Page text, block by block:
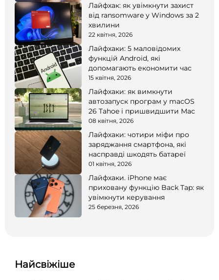
Лайфхак: як увімкнути захист
від ransomware у Windows за 2
хвилини
22 квітня, 2026
Лайфхаки: 5 маловідомих
функцій Android, які
допомагають економити час
15 квітня, 2026
Лайфхаки: як вимкнути
автозапуск програм у macOS
26 Tahoe і пришвидшити Mac
08 квітня, 2026
Лайфхаки: чотири міфи про
заряджання смартфона, які
насправді шкодять батареї
01 квітня, 2026
Лайфхаки. iPhone має
приховану функцію Back Tap: як
увімкнути керування
25 березня, 2026
Найсвіжіше